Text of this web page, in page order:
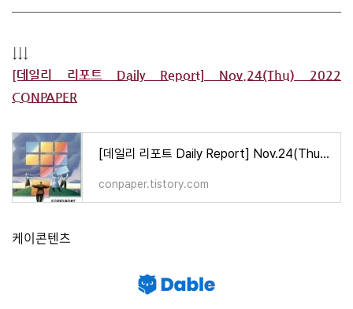
[데일리 리포트 Daily Report] Nov.24(Thu) 2022
CONPAPER
[데일리 리포트 Daily Report] Nov.24(Thu) 2022 CONPAPER
conpaper.tistory.com
케이콘텐츠